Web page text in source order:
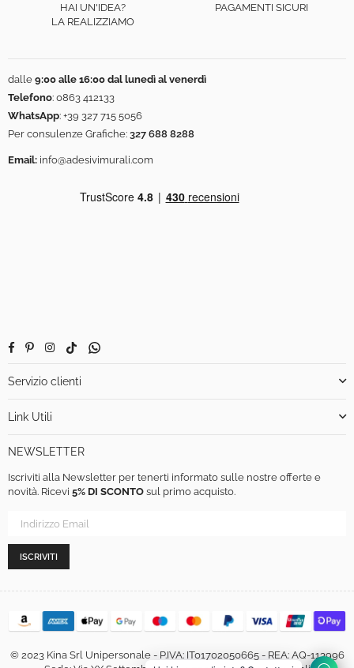
HAI UN'IDEA?
LA REALIZZIAMO
PAGAMENTI SICURI
dalle 9:00 alle 16:00 dal lunedì al venerdì
Telefono: 0863 412133
WhatsApp: +39 327 715 5056
Per consulenze Grafiche: 327 688 8288
Email: info@adesivimurali.com
FacebookPinterestInstagram
TikTokWhatsapp
Servizio clienti
Link Utili
NEWSLETTER
Iscriviti alla Newsletter per tenerti informato sulle nostre offerte e
novità. Ricevi 5% DI SCONTO sul primo acquisto.
ISCRIVITI
© 2023 Kina Srl Unipersonale - P.IVA: IT01702050665 - REA: AQ-113996